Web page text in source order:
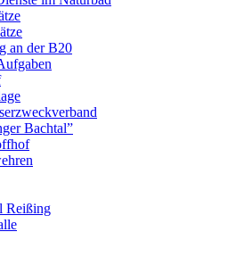
an der B20
Bachtal”
Reißing